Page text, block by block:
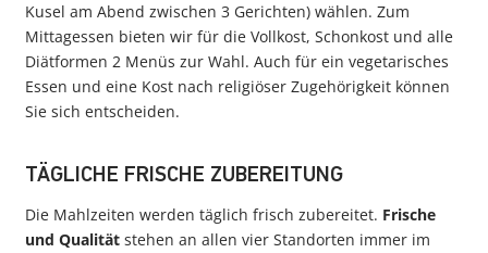
Kusel am Abend zwischen 3 Gerichten) wählen. Zum
Mittagessen bieten wir für die Vollkost, Schonkost und alle
Diätformen 2 Menüs zur Wahl. Auch für ein vegetarisches
Essen und eine Kost nach religiöser Zugehörigkeit können
Sie sich entscheiden.
TÄGLICHE FRISCHE ZUBEREITUNG
Die Mahlzeiten werden täglich frisch zubereitet. Frische
und Qualität stehen an allen vier Standorten immer im